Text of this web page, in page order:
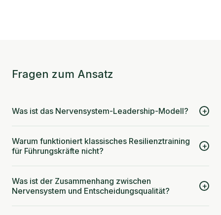
Fragen zum Ansatz
Was ist das Nervensystem-Leadership-Modell? +
Warum funktioniert klassisches Resilienztraining
für Führungskräfte nicht?
+
Was ist der Zusammenhang zwischen
Nervensystem und Entscheidungsqualität?
+